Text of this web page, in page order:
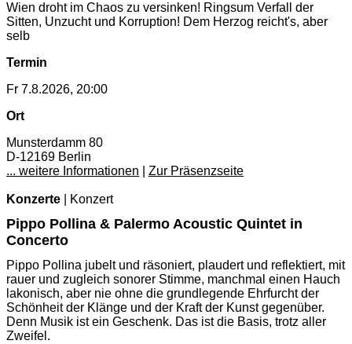
Wien droht im Chaos zu versinken! Ringsum Verfall der
Sitten, Unzucht und Korruption! Dem Herzog reicht's, aber
selb
Termin
Fr 7.8.2026, 20:00
Ort
Munsterdamm 80
D-12169 Berlin
... weitere Informationen
Zur Präsenzseite
Konzerte | Konzert
Pippo Pollina & Palermo Acoustic Quintet in
Concerto
Pippo Pollina jubelt und räsoniert, plaudert und reflektiert, mit
rauer und zugleich sonorer Stimme, manchmal einen Hauch
lakonisch, aber nie ohne die grundlegende Ehrfurcht der
Schönheit der Klänge und der Kraft der Kunst gegenüber.
Denn Musik ist ein Geschenk. Das ist die Basis, trotz aller
Zweifel.